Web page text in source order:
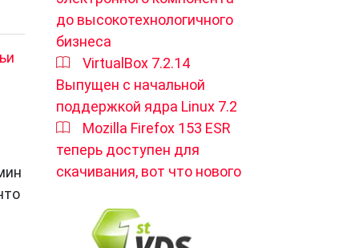
до высокотехнологичного
бизнеса
VirtualBox 7.2.14
Выпущен с начальной
поддержкой ядра Linux 7.2
Mozilla Firefox 153 ESR
теперь доступен для
скачивания, вот что нового